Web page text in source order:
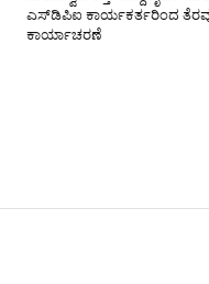
ಎಸ್‌ಡಿಪಿಐ ಕಾರ್ಯಕರ್ತರಿಂದ
ಕಾರ್ಯಾಚರಣೆ